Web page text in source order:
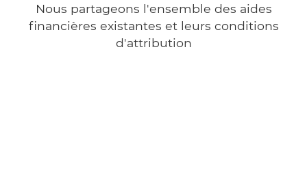
Nous partageons l'ensemble des aides
financières existantes et leurs conditions
d'attribution